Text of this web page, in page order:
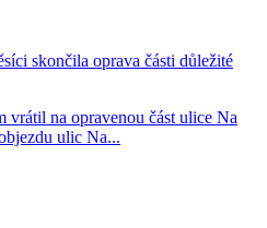
skončila oprava části důležité
vrátil na opravenou část ulice Na
ulic Na...